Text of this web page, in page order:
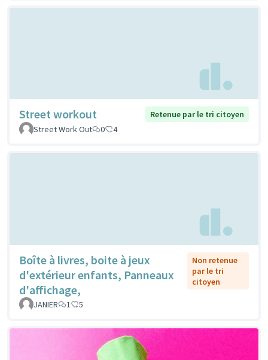
Street workout
Retenue par le tri citoyen
Street Work Out
0 4
Boîte à livres, boite à jeux
d'extérieur enfants, Panneaux
d'affichage,
Non retenue
par le tri
citoyen
JANIER 1 5